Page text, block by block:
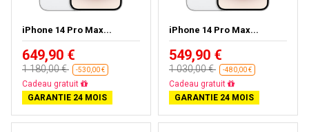
iPhone 14 Pro Max...
649,90 €
1 180,00 € -530,00 €
Livraison gratuite
GARANTIE 24 MOIS
iPhone 14 Pro Max...
549,90 €
1 030,00 € -480,00 €
Livraison gratuite
GARANTIE 24 MOIS